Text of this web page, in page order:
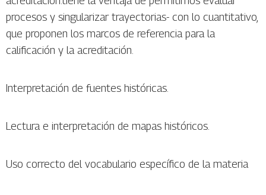
procesos y singularizar trayectorias- con lo cuantitativo,
que proponen los marcos de referencia para la
calificación y la acreditación.
Interpretación de fuentes históricas.
Lectura e interpretación de mapas históricos.
Uso correcto del vocabulario específico de la materia